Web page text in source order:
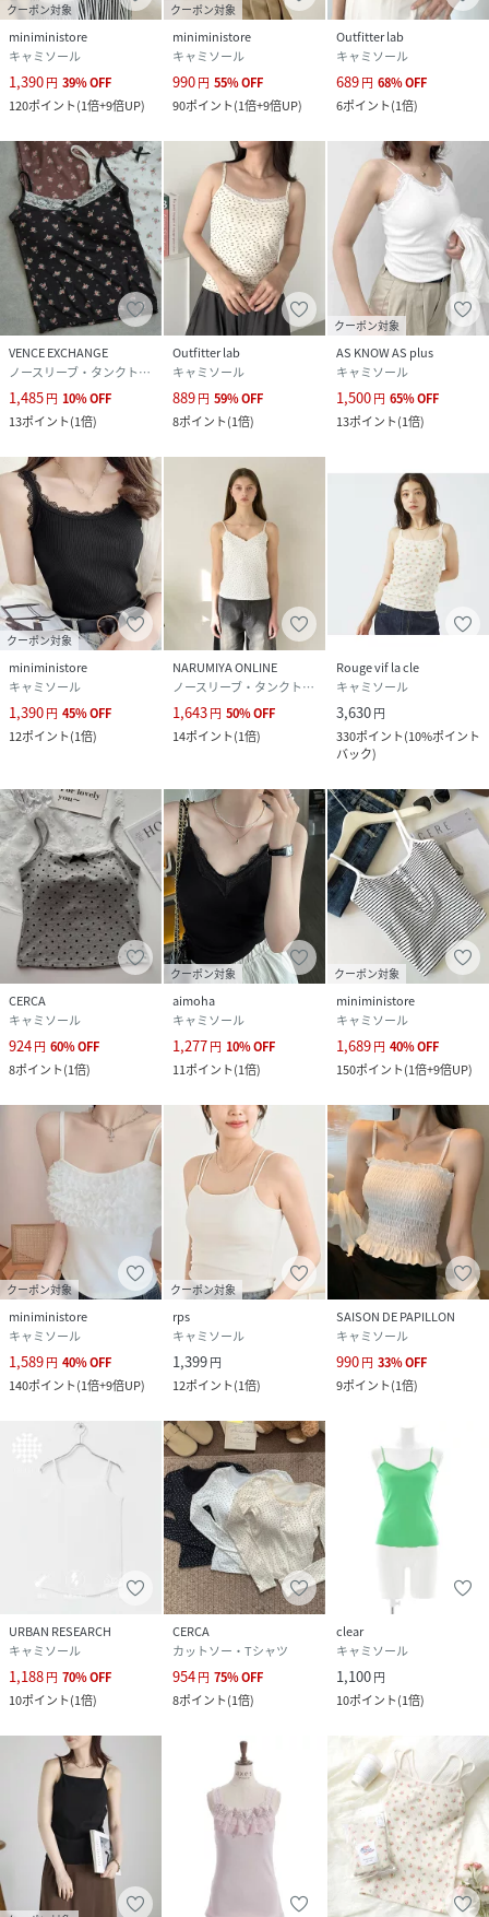
クーポン対象
miniministore
キャミソール
1,390円 39%OFF
120ポイント(1倍+9倍UP)
クーポン対象
miniministore
キャミソール
990円 55%OFF
90ポイント(1倍+9倍UP)
Outfitter lab
キャミソール
689円 68%OFF
6ポイント(1倍)
VENCE EXCHANGE
ノースリーブ・タンクトップ
1,485円 10%OFF
13ポイント(1倍)
Outfitter lab
キャミソール
889円 59%OFF
8ポイント(1倍)
クーポン対象
AS KNOW AS plus
キャミソール
1,500円 65%OFF
13ポイント(1倍)
クーポン対象
miniministore
キャミソール
1,390円 45%OFF
12ポイント(1倍)
NARUMIYA ONLINE
ノースリーブ・タンクトップ
1,643円 50%OFF
14ポイント(1倍)
Rouge vif la cle
キャミソール
3,630円
330ポイント(10%ポイント
バック)
CERCA
キャミソール
924円 60%OFF
8ポイント(1倍)
クーポン対象
aimoha
キャミソール
1,277円 10%OFF
11ポイント(1倍)
クーポン対象
miniministore
キャミソール
1,689円 40%OFF
150ポイント(1倍+9倍UP)
クーポン対象
miniministore
キャミソール
1,589円 40%OFF
140ポイント(1倍+9倍UP)
クーポン対象
rps
キャミソール
1,399円
12ポイント(1倍)
SAISON DE PAPILLON
キャミソール
990円 33%OFF
9ポイント(1倍)
URBAN RESEARCH
キャミソール
1,188円 70%OFF
10ポイント(1倍)
CERCA
カットソー・Tシャツ
954円 75%OFF
8ポイント(1倍)
clear
キャミソール
1,100円
10ポイント(1倍)